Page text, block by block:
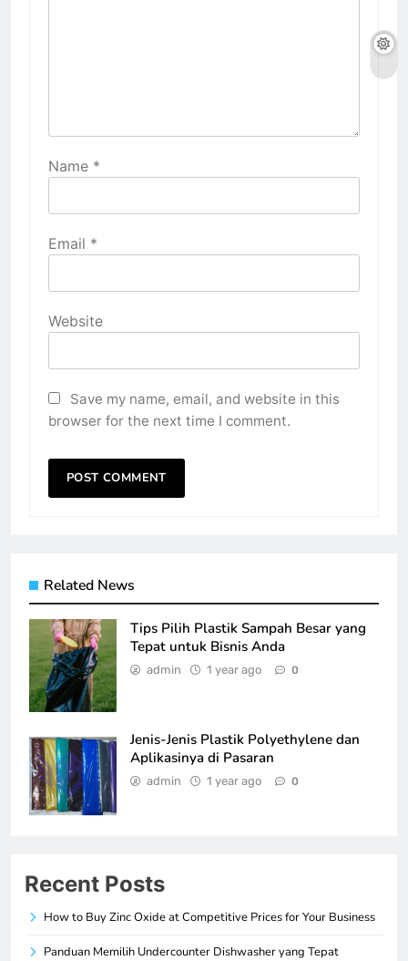
Name *
Email *
Website
Save my name, email, and website in this
browser for the next time I comment.
Related News
Tips Pilih Plastik Sampah Besar yang
Tepat untuk Bisnis Anda
admin 1 year ago 0
Jenis-Jenis Plastik Polyethylene dan
Aplikasinya di Pasaran
admin 1 year ago 0
Recent Posts
How to Buy Zinc Oxide at Competitive Prices for Your Business
Panduan Memilih Undercounter Dishwasher yang Tepat